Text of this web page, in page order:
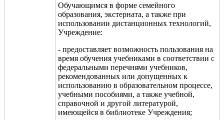
Обучающимся в форме семейного
образования, экстерната, а также при
использовании дистанционных технологий,
Учреждение:
- предоставляет возможность пользования на
время обучения учебниками в соответствии с
федеральными перечнями учебников,
рекомендованных или допущенных к
использованию в образовательном процессе,
учебными пособиями, а также учебной,
справочной и другой литературой,
имеющейся в библиотеке Учреждения;